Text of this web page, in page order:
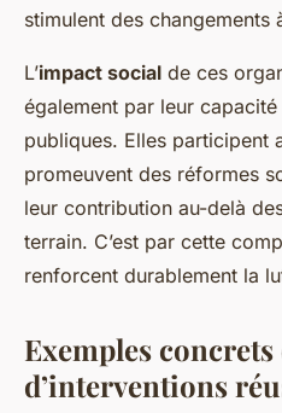
stimulent des changements
L’impact social de ces
également par leur
publiques. Elles participent
promeuvent des réformes
leur contribution au-delà
terrain. C’est par cette
renforcent durablement la
Exemples concrets
d’interventions